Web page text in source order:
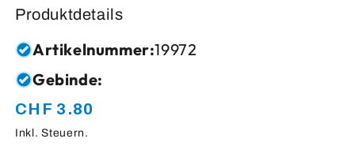
Produktdetails
Artikelnummer:19972
Gebinde:
Normaler
Preis
CHF 3.80
Inkl. Steuern.